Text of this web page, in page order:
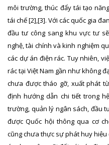
môi trường, thúc đẩy tái tạo
tái chế[2],[3]. Với các quốc gia
đầu tư công sang khu vực tư
nghệ, tài chính và kinh nghiệm
các dự án điện rác. Tuy nhiên,
rác tại Việt Nam gần như không
chưa được tháo gỡ, xuất phát
định hướng dẫn chi tiết trong
trường, quản lý ngân sách, đầu
được Quốc hội thông qua cơ
cũng chưa thực sự phát huy